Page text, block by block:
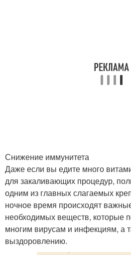
Снижение иммунитета
Даже если вы едите много
для закаливающих процедур,
одним из главных слагаемых
ночное время происходят
необходимых веществ, которые
многим вирусам и инфекциям, а
выздоровлению.